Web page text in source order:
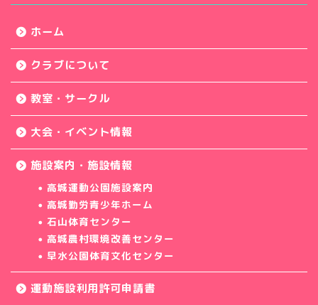
ホーム
クラブについて
教室・サークル
大会・イベント情報
施設案内・施設情報
高城運動公園施設案内
高城勤労青少年ホーム
石山体育センター
高城農村環境改善センター
早水公園体育文化センター
運動施設利用許可申請書